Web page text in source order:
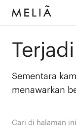
Sementara
menawarkan
Cari di halaman